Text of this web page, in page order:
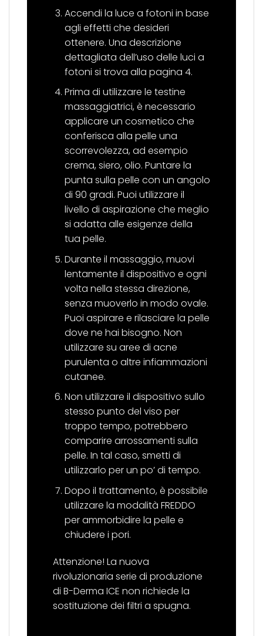
Accendi la luce a fotoni in base
agli effetti che desideri
ottenere. Una descrizione
dettagliata dell’uso delle luci a
fotoni si trova alla pagina 4.
Prima di utilizzare le testine
massaggiatrici, è necessario
applicare un cosmetico che
conferisca alla pelle una
scorrevolezza, ad esempio
crema, siero, olio. Puntare la
punta sulla pelle con un angolo
di 90 gradi. Puoi utilizzare il
livello di aspirazione che meglio
si adatta alle esigenze della
tua pelle.
Durante il massaggio, muovi
lentamente il dispositivo e ogni
volta nella stessa direzione,
senza muoverlo in modo ovale.
Puoi aspirare e rilasciare la pelle
dove ne hai bisogno. Non
utilizzare su aree di acne
purulenta o altre infiammazioni
cutanee.
Non utilizzare il dispositivo sullo
stesso punto del viso per
troppo tempo, potrebbero
comparire arrossamenti sulla
pelle. In tal caso, smetti di
utilizzarlo per un po’ di tempo.
Dopo il trattamento, è possibile
utilizzare la modalità FREDDO
per ammorbidire la pelle e
chiudere i pori.
Attenzione! La nuova
rivoluzionaria serie di produzione
di B-Derma ICE non richiede la
sostituzione dei filtri a spugna.